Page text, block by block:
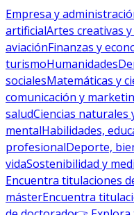
Empresa y
artificialArtes creativas
aviaciónFinanzas y
turismoHumanidades
socialesMatemáticas y
comunicación y
saludCiencias naturales
mentalHabilidades,
profesionalDeporte,
vidaSostenibilidad y
Encuentra titulaciones
másterEncuentra